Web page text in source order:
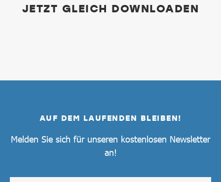
JETZT GLEICH DOWNLOADEN
AUF DEM LAUFENDEN BLEIBEN!
Melden Sie sich für unseren kostenlosen Newsletter
an!